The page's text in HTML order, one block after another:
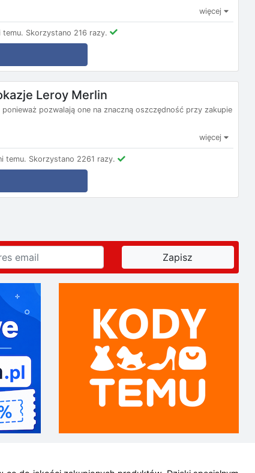
więcej
temu. Skorzystano 216 razy.
Leroy Merlin
pozwalają one na znaczną oszczędność przy zakupie
więcej
temu. Skorzystano 2261 razy.